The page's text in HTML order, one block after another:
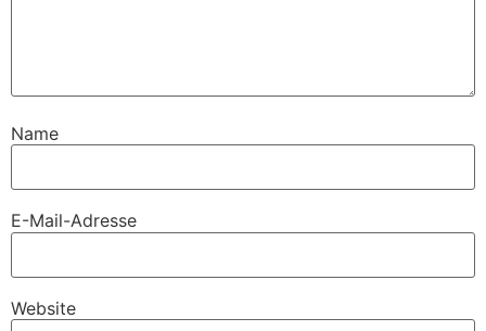
Name
E-Mail-Adresse
Website